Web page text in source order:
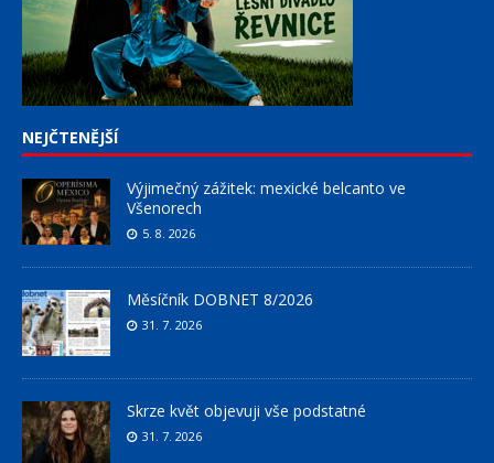
NEJČTENĚJŠÍ
Výjimečný zážitek: mexické belcanto ve
Všenorech
5. 8. 2026
Měsíčník DOBNET 8/2026
31. 7. 2026
Skrze květ objevuji vše podstatné
31. 7. 2026